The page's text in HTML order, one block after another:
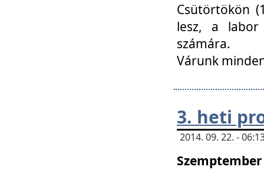
Csütörtökön
lesz, a labor
számára.
Várunk
3. heti
2014. 09. 22. -